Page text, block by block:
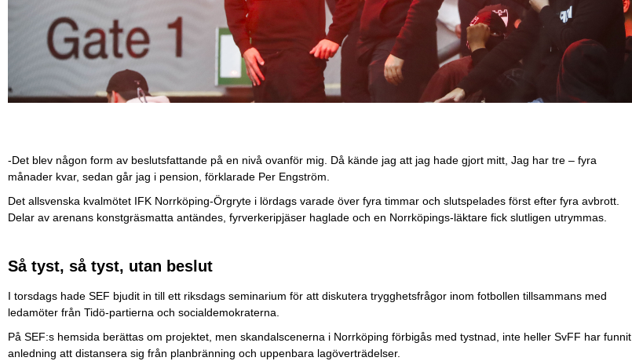
-Det blev någon form av beslutsfattande på en nivå ovanför mig. Då kände jag att jag hade gjort mitt, Jag har tre – fyra
månader kvar, sedan går jag i pension, förklarade Per Engström.
Det allsvenska kvalmötet IFK Norrköping-Örgryte i lördags varade över fyra timmar och slutspelades först efter fyra avbrott.
Delar av arenans konstgräsmatta antändes, fyrverkeripjäser haglade och en Norrköpings-läktare fick slutligen utrymmas.
Så tyst, så tyst, utan beslut
I torsdags hade SEF bjudit in till ett riksdags seminarium för att diskutera trygghetsfrågor inom fotbollen tillsammans med
ledamöter från Tidö-partierna och socialdemokraterna.
På SEF:s hemsida berättas om projektet, men skandalscenerna i Norrköping förbigås med tystnad, inte heller SvFF har funnit
anledning att distansera sig från planbränning och uppenbara lagöverträdelser.